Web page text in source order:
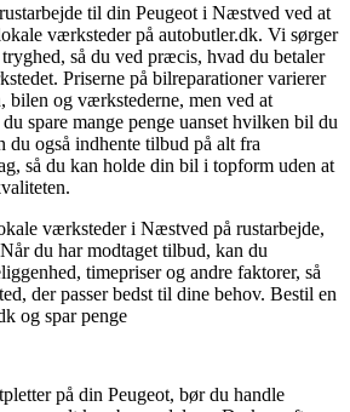
til din Peugeot i Næstved ved at
værksteder på autobutler.dk. Vi sørger
så du ved præcis, hvad du betaler
Priserne på bilreparationer varierer
bilen og værkstederne, men ved at
spare mange penge uanset hvilken bil du
du også indhente tilbud på alt fra
så du kan holde din bil i topform uden at
værksteder i Næstved på rustarbejde,
du har modtaget tilbud, kan du
timepriser og andre faktorer, så
der passer bedst til dine behov. Bestil en
og spar penge
på din Peugeot, bør du handle